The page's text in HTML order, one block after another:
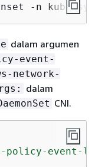
-n kube-
dalam argumen
event-
network-
dalam
CNI.
policy-event-